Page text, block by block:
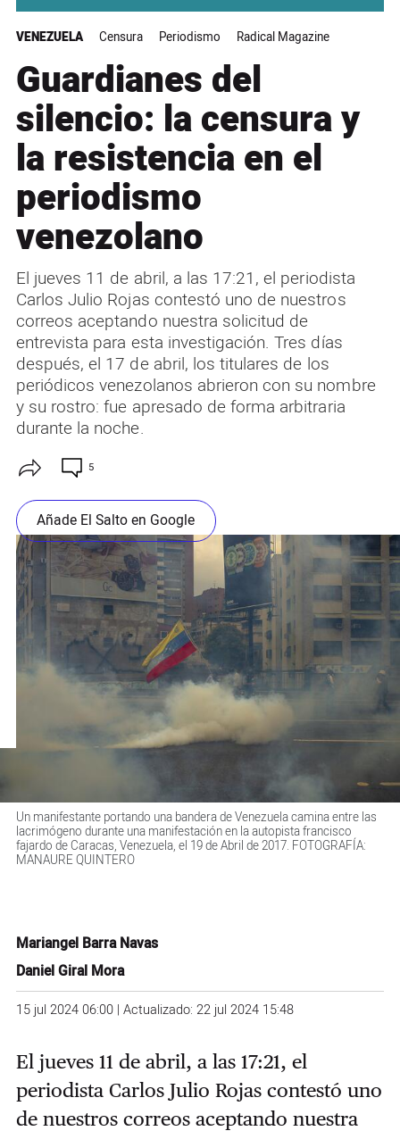
VENEZUELA Censura Periodismo Radical Magazine
Guardianes del
silencio: la censura y
la resistencia en el
periodismo
venezolano
El jueves 11 de abril, a las 17:21, el periodista
Carlos Julio Rojas contestó uno de nuestros
correos aceptando nuestra solicitud de
entrevista para esta investigación. Tres días
después, el 17 de abril, los titulares de los
periódicos venezolanos abrieron con su nombre
y su rostro: fue apresado de forma arbitraria
durante la noche.
5
Añade El Salto en Google
Un manifestante portando una bandera de Venezuela camina entre las
lacrimógeno durante una manifestación en la autopista francisco
fajardo de Caracas, Venezuela, el 19 de Abril de 2017. FOTOGRAFÍA:
MANAURE QUINTERO
Mariangel Barra Navas
Daniel Giral Mora
15 jul 2024 06:00 | Actualizado: 22 jul 2024 15:48
El jueves 11 de abril, a las 17:21, el
periodista Carlos Julio Rojas contestó uno
de nuestros correos aceptando nuestra